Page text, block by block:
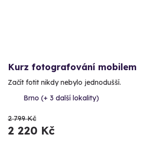
Kurz fotografování mobilem
Začít fotit nikdy nebylo jednodušší.
Brno (+ 3 další lokality)
2 799 Kč
2 220 Kč